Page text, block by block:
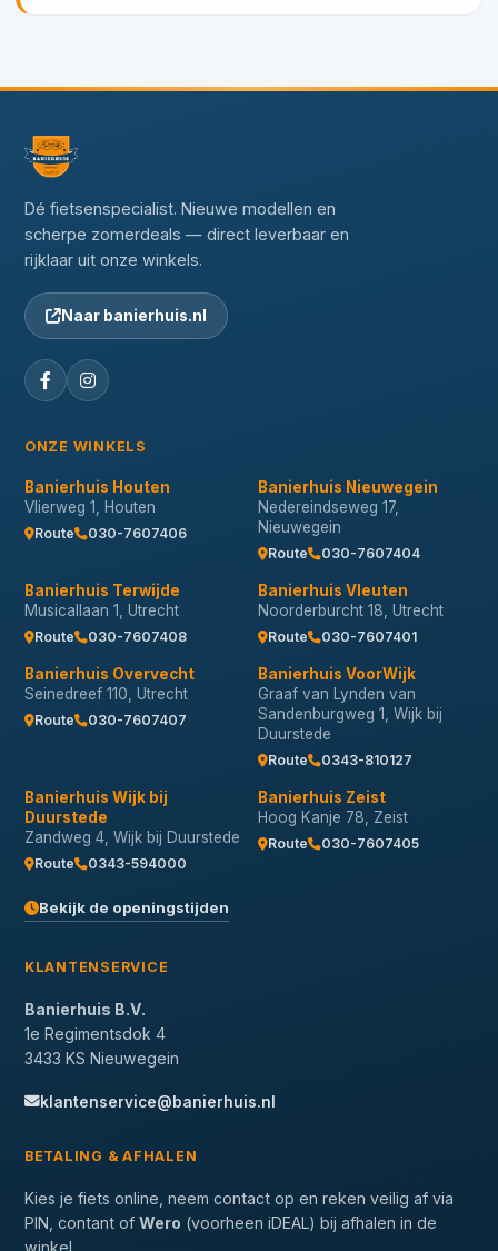
Dé fietsenspecialist. Nieuwe modellen en
scherpe zomerdeals — direct leverbaar en
rijklaar uit onze winkels.
Naar banierhuis.nl
ONZE WINKELS
Banierhuis Houten
Vlierweg 1, Houten
Route 030-7607406
Banierhuis Nieuwegein
Nedereindseweg 17,
Nieuwegein
Route 030-7607404
Banierhuis Terwijde
Musicallaan 1, Utrecht
Route 030-7607408
Banierhuis Vleuten
Noorderburcht 18, Utrecht
Route 030-7607401
Banierhuis Overvecht
Seinedreef 110, Utrecht
Route 030-7607407
Banierhuis VoorWijk
Graaf van Lynden van
Sandenburgweg 1, Wijk bij
Duurstede
Route 0343-810127
Banierhuis Wijk bij
Duurstede
Zandweg 4, Wijk bij Duurstede
Route 0343-594000
Banierhuis Zeist
Hoog Kanje 78, Zeist
Route 030-7607405
Bekijk de openingstijden
KLANTENSERVICE
Banierhuis B.V.
1e Regimentsdok 4
3433 KS Nieuwegein
klantenservice@banierhuis.nl
BETALING & AFHALEN
Kies je fiets online, neem contact op en reken veilig af via
PIN, contant of Wero (voorheen iDEAL) bij afhalen in de
winkel.